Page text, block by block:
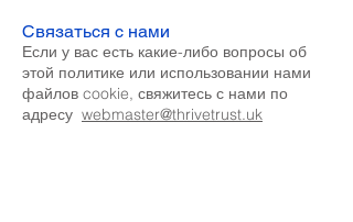
Связаться с нами
Если у вас есть какие-либо вопросы об
этой политике или использовании нами
файлов cookie, свяжитесь с нами по
адресу webmaster@thrivetrust.uk